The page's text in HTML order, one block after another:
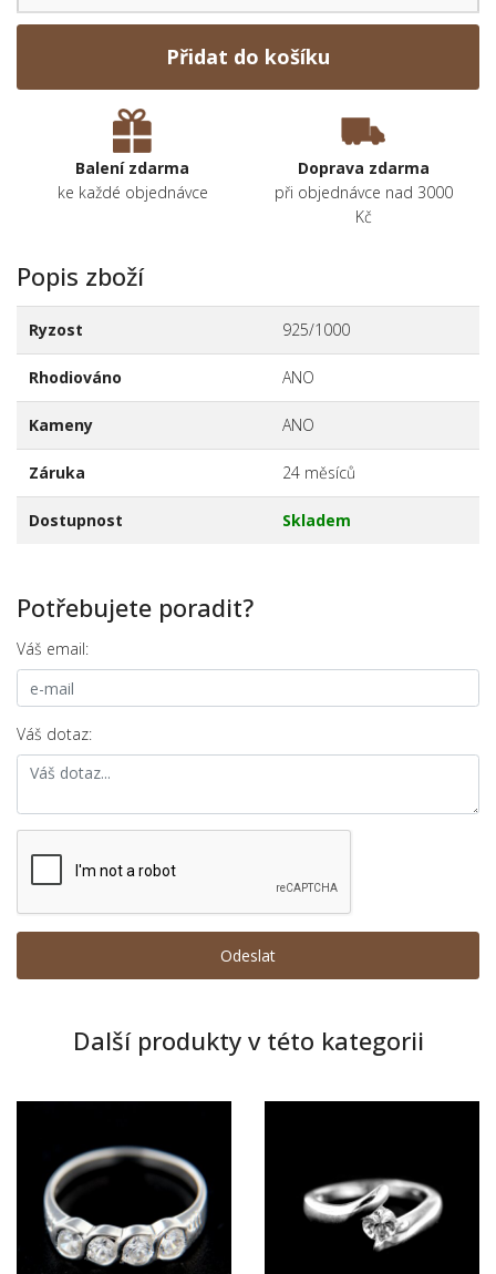
Přidat do košíku
Balení zdarma
ke každé objednávce
Doprava zdarma
při objednávce nad 3000
Kč
Popis zboží
Ryzost 925/1000
Rhodiováno ANO
Kameny ANO
Záruka 24 měsíců
Dostupnost Skladem
Potřebujete poradit?
Váš email:
Váš dotaz:
Další produkty v této kategorii